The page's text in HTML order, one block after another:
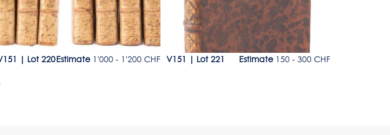
Lot 220 Estimate 1'000 - 1'200 CHF V151 Lot 221 Estimate150 - 300 CHF